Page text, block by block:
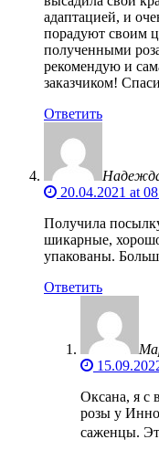
адаптацией, и
порадуют своим
полученными
рекомендую и
заказчиком!
Ответить
20.04.2021 at
Получила
шикарные,
упакованы.
Ответить
Оксана, я с
розы у
саженцы.